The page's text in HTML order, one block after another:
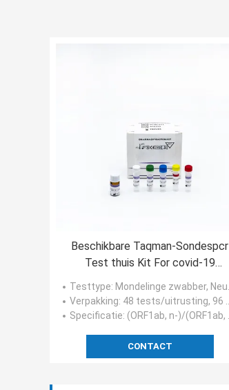
Beschikbare Taqman-Sondespcr
Test thuis Kit For covid-19
Opsporing
Testtype: Mondelinge zwabber, Neuszwabber, en Anale zwabber.
Verpakking: 48 tests/uitrusting, 96 test/uitrusting
Specificatie: (ORF1ab, n-)/(ORF1ab, N, E)/(ORF1ab, N, S)/(ORF1ab, N), Griep A, Griep B
CONTACT